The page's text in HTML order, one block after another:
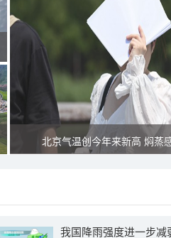
北京气温创今年来新高 焖蒸